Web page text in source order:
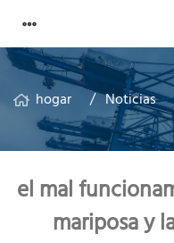
hogar Noticias
el mal
mariposa y